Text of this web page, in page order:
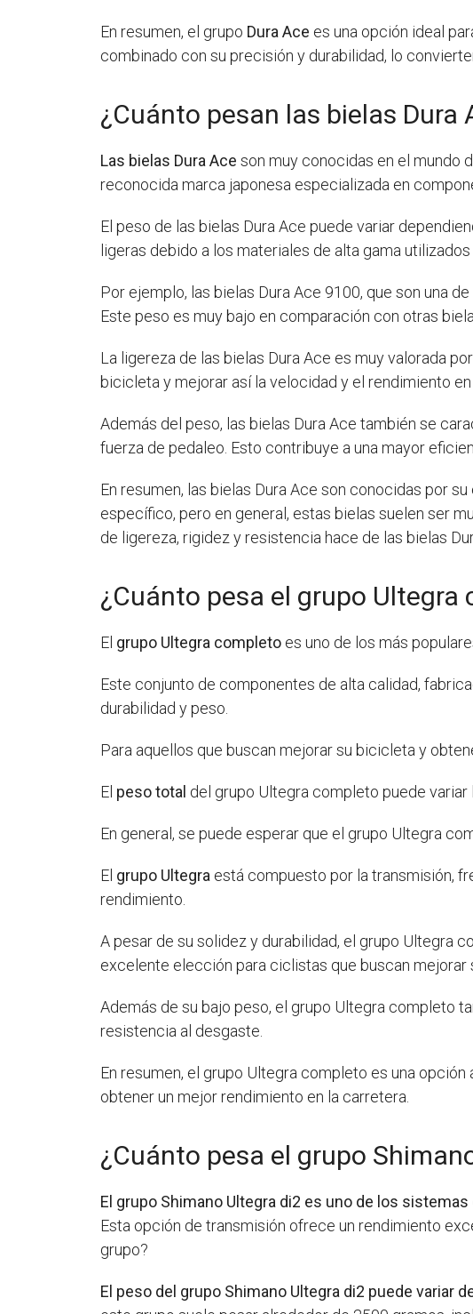
En resumen, el grupo Dura Ace es una opción ideal
combinado con su precisión y durabilidad, lo
¿Cuánto pesan las bielas Dura
Las bielas Dura Ace son muy conocidas en el mundo
reconocida marca japonesa especializada en
El peso de las bielas Dura Ace puede variar
ligeras debido a los materiales de alta gama utilizados
Por ejemplo, las bielas Dura Ace 9100, que son una
Este peso es muy bajo en comparación con otras
La ligereza de las bielas Dura Ace es muy valorada
bicicleta y mejorar así la velocidad y el rendimiento
Además del peso, las bielas Dura Ace también se
fuerza de pedaleo. Esto contribuye a una mayor
En resumen, las bielas Dura Ace son conocidas por
específico, pero en general, estas bielas suelen ser
de ligereza, rigidez y resistencia hace de las bielas
¿Cuánto pesa el grupo Ultegra
El grupo Ultegra completo es uno de los más
Este conjunto de componentes de alta calidad,
durabilidad y peso.
Para aquellos que buscan mejorar su bicicleta y
El peso total del grupo Ultegra completo puede
En general, se puede esperar que el grupo Ultegra
El grupo Ultegra está compuesto por la transmisión,
rendimiento.
A pesar de su solidez y durabilidad, el grupo Ultegra
excelente elección para ciclistas que buscan mejorar
Además de su bajo peso, el grupo Ultegra completo
resistencia al desgaste.
En resumen, el grupo Ultegra completo es una
obtener un mejor rendimiento en la carretera.
¿Cuánto pesa el grupo
El grupo Shimano Ultegra di2 es uno de los
Esta opción de transmisión ofrece un rendimiento
grupo?
El peso del grupo Shimano Ultegra di2 puede